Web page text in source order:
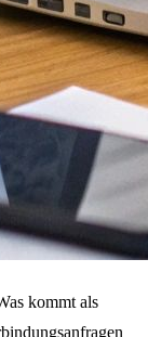
kommt als